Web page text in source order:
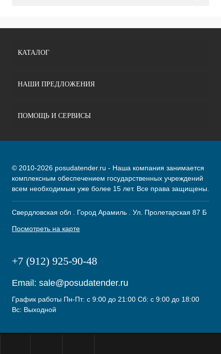
КАТАЛОГ
НАШИ ПРЕДЛОЖЕНИЯ
ПОМОЩЬ И СЕРВИСЫ
© 2010-2026 posudatender.ru - Наша компания занимается
комплексным обеспечением государственных учреждений
всем необходимым уже более 15 лет. Все права защищены.
Свердловская обл . Город Арамиль . Ул. Пролетарская 87 Б
Посмотреть на карте
+7 (912) 925-90-48
Email: sale@posudatender.ru
График работы Пн-Пт: с 9:00 до 21:00 Сб: с 9:00 до 18:00
Вс: Выходной